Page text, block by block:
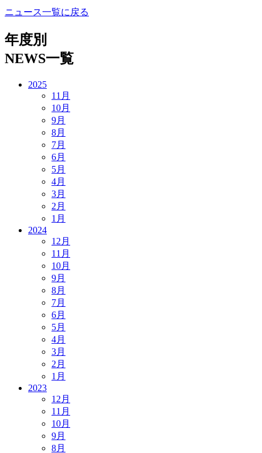
ニュース一覧に戻る
年度別
NEWS一覧
2025
11月
10月
9月
8月
7月
6月
5月
4月
3月
2月
1月
2024
12月
11月
10月
9月
8月
7月
6月
5月
4月
3月
2月
1月
2023
12月
11月
10月
9月
8月